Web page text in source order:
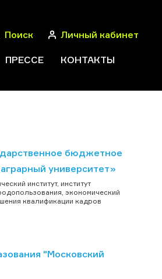
Поиск Личный кабинет
ПРЕССЕ КОНТАКТЫ
бюджетное
университет»
институт, институт
экономический
квалификации кадров
"Московский